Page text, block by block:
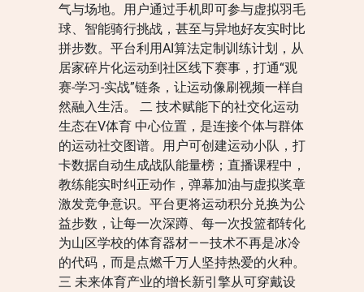
气与场地。用户通过手机即可参与虚拟羽毛
球、智能骑行挑战，甚至与异地好友实时比
拼步数。平台利用AI算法定制训练计划，从
居家碎片化运动到社区线下赛事，打通“观
赛-学习-实战”链条，让运动像刷视频一样自
然融入生活。 二 技术赋能下的社交化运动
生态在V体育 中心位置，是连接个体与群体
的运动社交图谱。用户可创建运动小队，打
卡数据自动生成战队能量榜；直播课程中，
教练能实时纠正动作，弹幕加油与虚拟奖章
激发竞争意识。平台更将运动积分兑换为公
益步数，让每一次深蹲、每一次投篮都转化
为山区学校的体育器材——技术不再是冰冷
的代码，而是点燃千万人坚持热爱的火种。
三 未来体育产业的增长新引擎从可穿戴设